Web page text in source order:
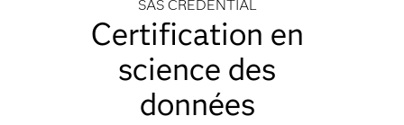
SAS CREDENTIAL
Certification en
science des
données